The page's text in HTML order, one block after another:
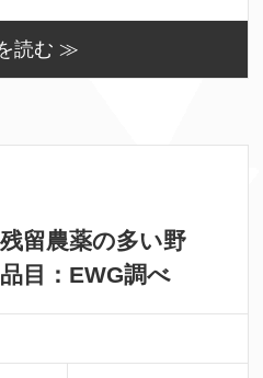
読む ≫
留農薬の多い野
目：EWG調べ